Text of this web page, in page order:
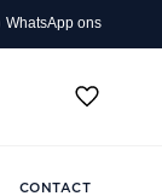
WhatsApp ons
CONTACT